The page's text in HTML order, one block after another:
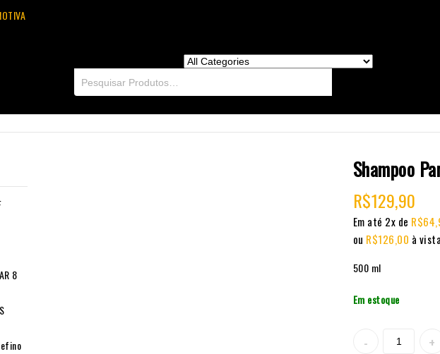
Shampoo
R$129,90
Em até 2x de R$
ou R$126,00 à vista
500 ml
Em estoque
8